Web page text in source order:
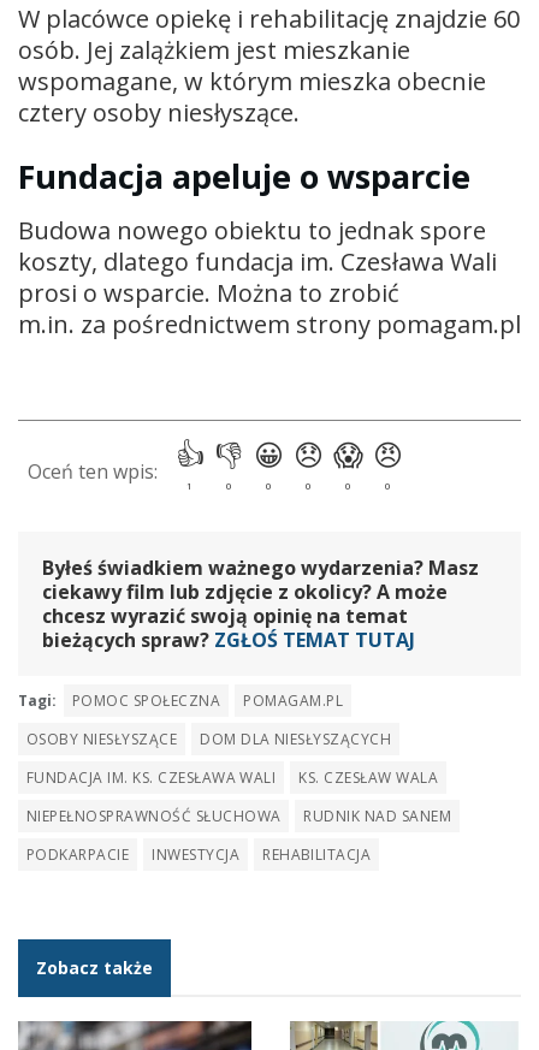
W placówce opiekę i rehabilitację znajdzie 60
osób. Jej zalążkiem jest mieszkanie
wspomagane, w którym mieszka obecnie
cztery osoby niesłyszące.
Fundacja apeluje o wsparcie
Budowa nowego obiektu to jednak spore
koszty, dlatego fundacja im. Czesława Wali
prosi o wsparcie. Można to zrobić
m.in. za pośrednictwem strony pomagam.pl
Byłeś świadkiem ważnego wydarzenia? Masz
ciekawy film lub zdjęcie z okolicy? A może
chcesz wyrazić swoją opinię na temat
bieżących spraw? ZGŁOŚ TEMAT TUTAJ
Tagi: POMOC SPOŁECZNA
POMAGAM.PL
OSOBY NIESŁYSZĄCE
DOM DLA NIESŁYSZĄCYCH
FUNDACJA IM. KS. CZESŁAWA WALI
KS. CZESŁAW WALA
NIEPEŁNOSPRAWNOŚĆ SŁUCHOWA
RUDNIK NAD SANEM
PODKARPACIE
INWESTYCJA REHABILITACJA
Zobacz także